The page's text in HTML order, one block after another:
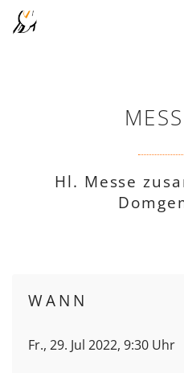
Hl. Messe
WANN
Fr., 29. Jul 2022, 9:30 Uhr